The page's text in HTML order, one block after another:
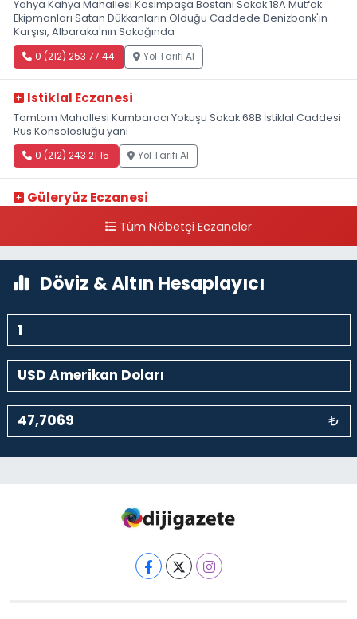
Yahya Kahya Mahallesi Kasımpaşa Bostanı Sokak 18A Mutfak
Ekipmanları Satan Dükkanların Olduğu Caddede Denizbank'ın
Karşısı, Albaraka'nın Sokağında
0 (212) 253 77 44 Yol Tarifi Al
Istiklal Eczanesi
Tomtom Mahallesi Kumbaracı Yokuşu Sokak 68B İstiklal Caddesi
Rus Konsolosluğu yanı
0 (212) 243 21 15 Yol Tarifi Al
Güleryüz Eczanesi
kalaycıbahçe Meydana DoğruTüm Nöbetçi Eczaneler
Döviz & Altın Hesaplayıcı
₺